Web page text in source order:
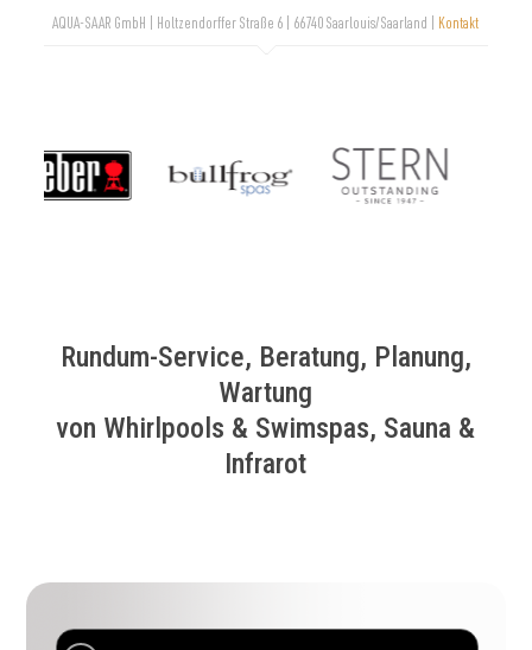
AQUA-SAAR GmbH | Holtzendorffer Straße 6 | 66740 Saarlouis/Saarland | Kontakt
Rundum-Service, Beratung, Planung,
Wartung
von Whirlpools & Swimspas, Sauna &
Infrarot